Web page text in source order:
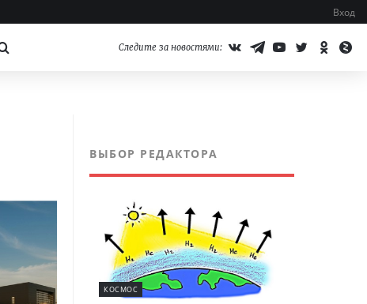
Вход
Следите за новостями:
ВЫБОР РЕДАКТОРА
КОСМОС